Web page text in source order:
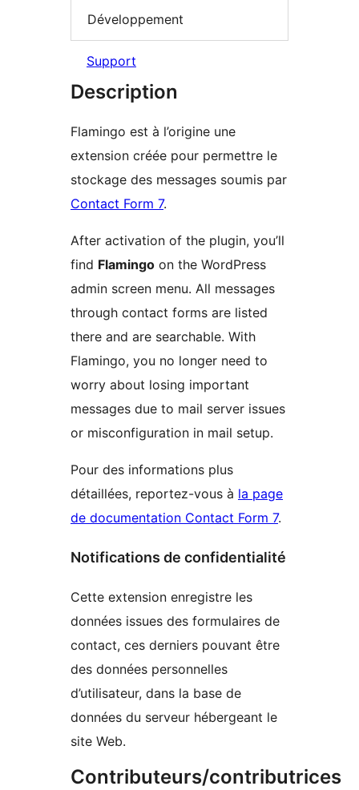
Développement
Support
Description
Flamingo est à l’origine une
extension créée pour permettre le
stockage des messages soumis par
Contact Form 7.
After activation of the plugin, you’ll
find Flamingo on the WordPress
admin screen menu. All messages
through contact forms are listed
there and are searchable. With
Flamingo, you no longer need to
worry about losing important
messages due to mail server issues
or misconfiguration in mail setup.
Pour des informations plus
détaillées, reportez-vous à la page
de documentation Contact Form 7.
Notifications de confidentialité
Cette extension enregistre les
données issues des formulaires de
contact, ces derniers pouvant être
des données personnelles
d’utilisateur, dans la base de
données du serveur hébergeant le
site Web.
Contributeurs/contributrices